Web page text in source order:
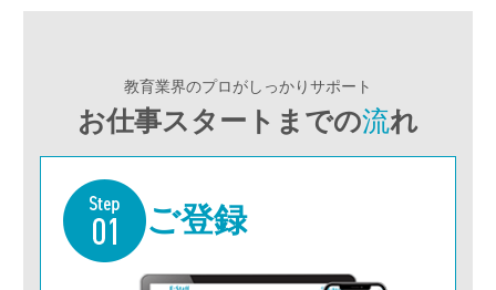
教育業界のプロがしっかりサポート
お仕事スタートまでの流れ
ご登録